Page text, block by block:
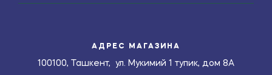
АДРЕС МАГАЗИНА
100100, Ташкент, ул. Мукимий 1 тупик, дом 8А